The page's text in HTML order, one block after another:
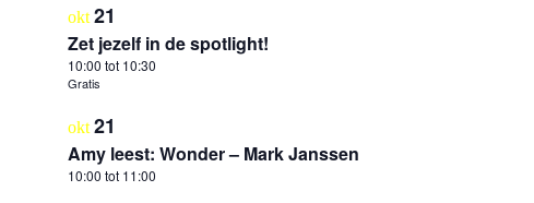
okt 21
Zet jezelf in de spotlight!
10:00 tot 10:30
Gratis
okt 21
Amy leest: Wonder – Mark Janssen
10:00 tot 11:00